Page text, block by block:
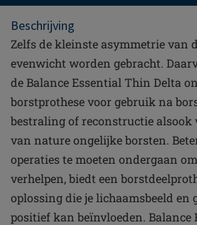
Beschrijving
Zelfs de kleinste asymmetrie van
evenwicht worden gebracht.
de Balance Essential Thin Delta
borstprothese voor gebruik na
bestraling of reconstructie alsook
van nature ongelijke borsten.
operaties te moeten ondergaan
verhelpen, biedt een
oplossing die je lichaamsbeeld en
positief kan beïnvloeden. Balance